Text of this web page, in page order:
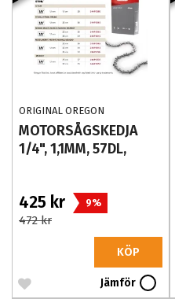
ORIGINAL OREGON
MOTORSÅGSKEDJA 24AP057E.
MOTORSÅGSKEDJA
1/4", 1,1MM, 57DL,
425 kr 9%
472 kr
KÖP
Jämför